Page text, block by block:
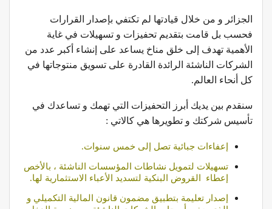
الجزائر و من خلال قيادتها لم تكتفي بإصدار القرارات
فحسب بل قامت بتقديم تحفيزات و تسهيلات في غاية
الأهمية تهدف إلى خلق مناخ يساعد على إنشاء أكبر عدد من
الشركات الناشئة الرائدة القادرة على تسويق منتوجاتها في
كل أنحاء العالم.
سنقدم بين يديك أبرز التحفيزات التي تهمك و تساعدك في
تأسيس شركتك و تطويرها هي كالاتي :
إعفاءات جبائية تصل إلى خمس سنوات.
تسهيلات لتمويل نشاطات المؤسسات الناشئة ، بالأخص
إعطاء القروض البنكية لتسديد الأعباء الاستثمارية لها.
إصدار تعليمة بتطبيق مضمون قانون المالية التكميلي و